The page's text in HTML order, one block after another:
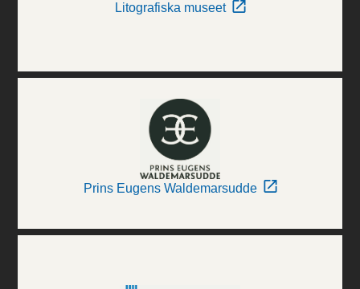
Litografiska museet
Prins Eugens Waldemarsudde